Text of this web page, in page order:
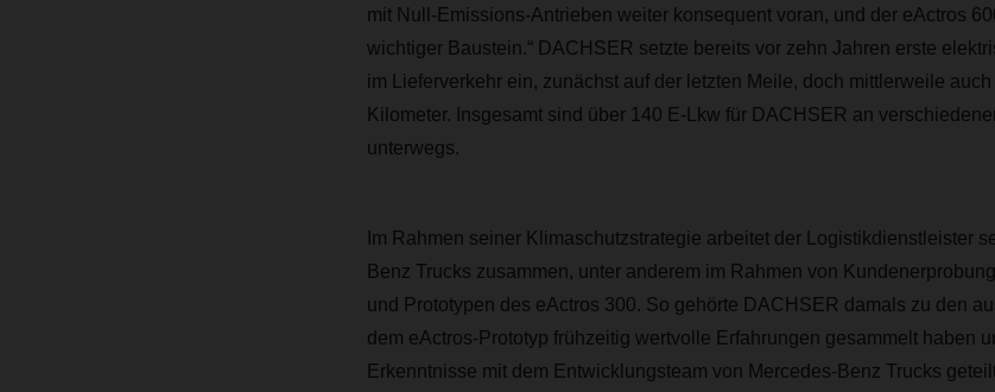
mit Null-Emissions-Antrieben weiter konsequent voran, und der eActros
wichtiger Baustein.“ DACHSER setzte bereits vor zehn Jahren erste
im Lieferverkehr ein, zunächst auf der letzten Meile, doch mittlerweile
Kilometer. Insgesamt sind über 140 E-Lkw für DACHSER an
unterwegs.
Im Rahmen seiner Klimaschutzstrategie arbeitet der Logistikdienstleister
Benz Trucks zusammen, unter anderem im Rahmen von
und Prototypen des eActros 300. So gehörte DACHSER damals zu den
dem eActros-Prototyp frühzeitig wertvolle Erfahrungen gesammelt haben
Erkenntnisse mit dem Entwicklungsteam von Mercedes-Benz Trucks